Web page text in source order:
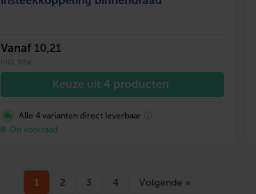
Vanaf 10,21
incl. btw
Keuze uit 4 producten
Alle 4 varianten direct leverbaar
Op voorraad
1 2 3 4 Volgende »